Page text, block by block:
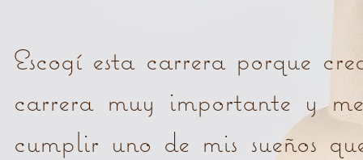
Escogí esta carrera porque
carrera muy importante y
cumplir uno de mis sueños